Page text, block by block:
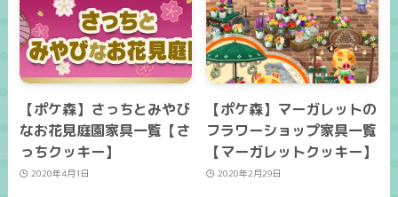
【ポケ森】さっちとみやび
なお花見庭園家具一覧【さ
っちクッキー】
2020年4月1日
【ポケ森】マーガレットの
フラワーショップ家具一覧
【マーガレットクッキー】
2020年2月29日